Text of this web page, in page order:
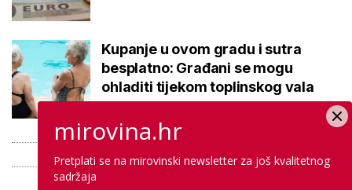
Kupanje u ovom gradu i sutra
besplatno: Građani se mogu
ohladiti tijekom toplinskog vala
mirovina.hr
Pretplati se na mirovinski newsletter za još kvalitetnog
sadržaja